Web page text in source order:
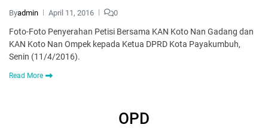
Byadmin April 11, 2016 0
Foto-Foto Penyerahan Petisi Bersama KAN Koto Nan Gadang dan
KAN Koto Nan Ompek kepada Ketua DPRD Kota Payakumbuh,
Senin (11/4/2016).
Read More
OPD